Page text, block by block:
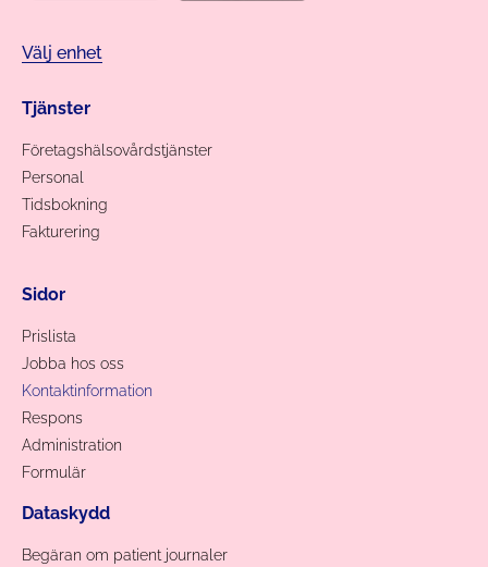
Välj enhet
Tjänster
Företagshälsovårdstjänster
Personal
Tidsbokning
Fakturering
Sidor
Prislista
Jobba hos oss
Kontaktinformation
Respons
Administration
Formulär
Dataskydd
Begäran om patient journaler